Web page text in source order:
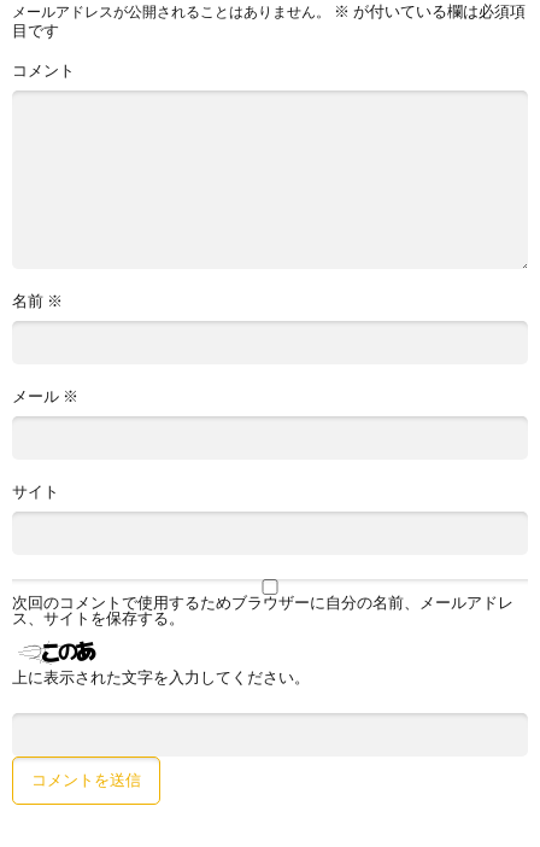
メールアドレスが公開されることはありません。 ※ が付いている欄は必須項
目です
コメント
名前 ※
メール ※
サイト
次回のコメントで使用するためブラウザーに自分の名前、メールアドレ
ス、サイトを保存する。
上に表示された文字を入力してください。